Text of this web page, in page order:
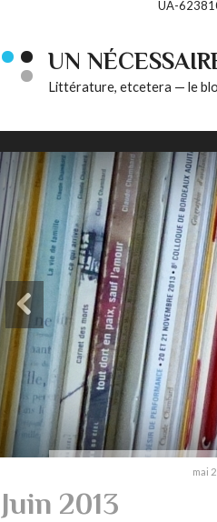
UA-
UN
Littérature, etcetera — le
mai
Juin 2013